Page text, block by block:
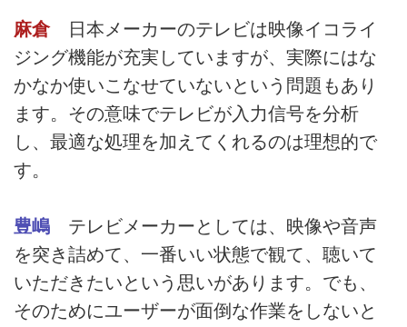
麻倉日本メーカーのテレビは映像イコライ
ジング機能が充実していますが、実際にはな
かなか使いこなせていないという問題もあり
ます。その意味でテレビが入力信号を分析
し、最適な処理を加えてくれるのは理想的で
す。
豊嶋 テレビメーカーとしては、映像や音声
を突き詰めて、一番いい状態で観て、聴いて
いただきたいという思いがあります。でも、
そのためにユーザーが面倒な作業をしないと